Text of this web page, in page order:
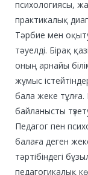
психологиясы,
практикалық
Тәрбие мен
тәуелді. Бірақ
оның арнайы
жұмыс
бала жеке
байланысты
Педагог пен
балаға деген
тәртібіндегі
педагогикалық